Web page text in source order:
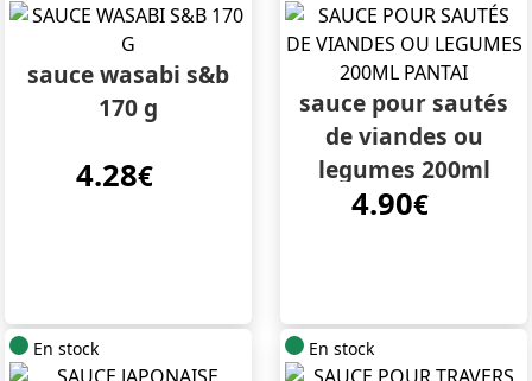
sauce wasabi s&b
170 g
4.28€
sauce pour sautés
de viandes ou
legumes 200ml
pantai
4.90€
En stock En stock